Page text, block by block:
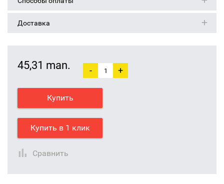
Доставка
45,31 man. - +
Купить
Купить в 1 клик
Сравнить